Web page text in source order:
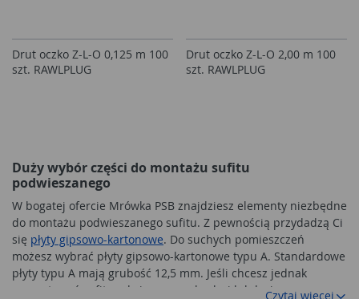
Drut oczko Z-L-O 0,125 m 100
szt. RAWLPLUG
Drut oczko Z-L-O 2,00 m 100
szt. RAWLPLUG
Duży wybór części do montażu sufitu
podwieszanego
W bogatej ofercie Mrówka PSB znajdziesz elementy niezbędne
do montażu podwieszanego sufitu. Z pewnością przydadzą Ci
się płyty gipsowo-kartonowe. Do suchych pomieszczeń
możesz wybrać płyty gipsowo-kartonowe typu A. Standardowe
płyty typu A mają grubość 12,5 mm. Jeśli chcesz jednak
zamontować sufit podwieszany w kuchni lub łazience,Czytaj więcej